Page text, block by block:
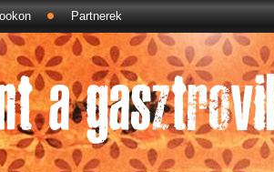
Partnerek